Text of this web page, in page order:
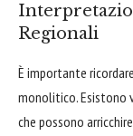
Regionali
È importante
monolitico. Esistono
che possono